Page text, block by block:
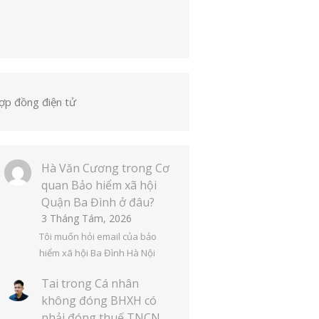
đồng điện tử
Hà Văn Cương trong Cơ
quan Bảo hiểm xã hội
Quận Ba Đình ở đâu?
3 Tháng Tám, 2026
Tôi muốn hỏi email của bảo
hiểm xã hội Ba Đình Hà Nội
Tai trong Cá nhân
không đóng BHXH có